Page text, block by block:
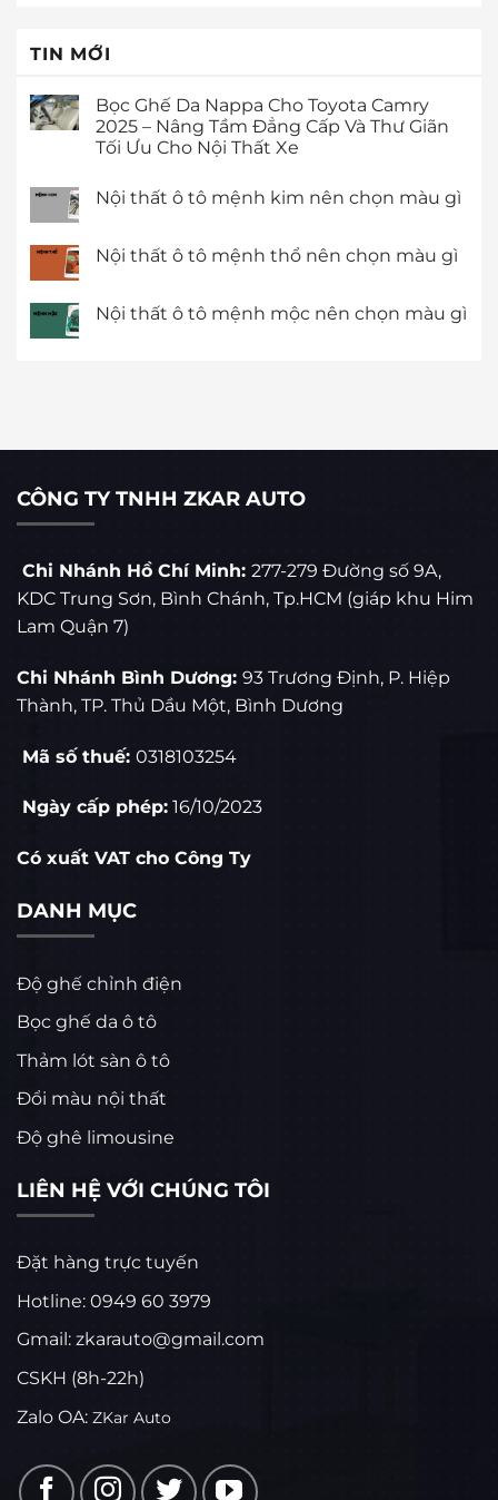
TIN MỚI
Bọc Ghế Da Nappa Cho Toyota Camry
2025 – Nâng Tầm Đẳng Cấp Và Thư Giãn
Tối Ưu Cho Nội Thất Xe
Nội thất ô tô mệnh kim nên chọn màu gì
Nội thất ô tô mệnh thổ nên chọn màu gì
Nội thất ô tô mệnh mộc nên chọn màu gì
CÔNG TY TNHH ZKAR AUTO
Chi Nhánh Hồ Chí Minh: 277-279 Đường số 9A,
KDC Trung Sơn, Bình Chánh, Tp.HCM (giáp khu Him
Lam Quận 7)
Chi Nhánh Bình Dương: 93 Trương Định, P. Hiệp
Thành, TP. Thủ Dầu Một, Bình Dương
Mã số thuế: 0318103254
Ngày cấp phép: 16/10/2023
Có xuất VAT cho Công Ty
DANH MỤC
Độ ghế chỉnh điện
Bọc ghế da ô tô
Thảm lót sàn ô tô
Đổi màu nội thất
Độ ghê limousine
LIÊN HỆ VỚI CHÚNG TÔI
Đặt hàng trực tuyến
Hotline: 0949 60 3979
Gmail: zkarauto@gmail.com
CSKH (8h-22h)
Zalo OA: ZKar Auto